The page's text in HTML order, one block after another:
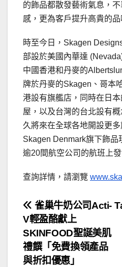
的飾品都散發藝術氣息，
感，更為客戶提升高貴的
時至今日，Skagen
部設於美國內華達
中國香港和丹麥的
牌於丹麥的Skagen、哥本
港設有旗艦店，同時在日
屋，以及台灣的台北設有
久將來在全球各地開設更
Skagen Denmark旗下飾品
逾20間航空公司的航班上發
查詢詳情，請瀏覽
文
章
導
雀巢牛奶公司Acti-
V輕盈酪獻上
SKINFOOD聖誕美肌
禮饌「免費換領產品
與折扣優惠」